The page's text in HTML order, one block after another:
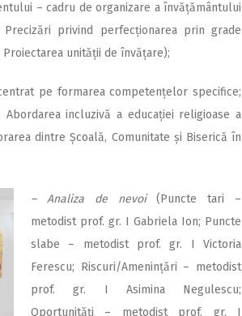
– cadru de organizare a învățământului
privind perfecționarea prin grade
unității de învățare);
pe formarea competențelor specifice;
incluzivă a educației religioase a
dintre Școală, Comunitate și Biserică în
– Analiza de nevoi(Puncte tari –
metodist prof. gr. I Gabriela Ion; Puncte
slabe – metodist prof. gr. I Victoria
Ferescu; Riscuri/Amenințări – metodist
prof. gr. I Asimina Negulescu;
Oportunități – metodist prof. gr. I